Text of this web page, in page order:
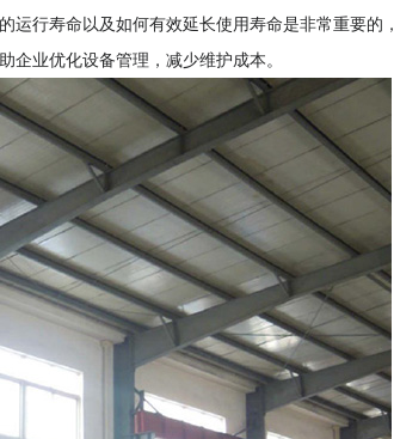
行寿命以及如何有效延长使用寿命是非常重要的，
业优化设备管理，减少维护成本。